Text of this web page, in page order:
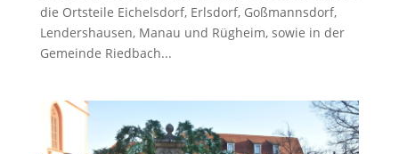
die Ortsteile Eichelsdorf, Erlsdorf, Goßmannsdorf,
Lendershausen, Manau und Rügheim, sowie in der
Gemeinde Riedbach...